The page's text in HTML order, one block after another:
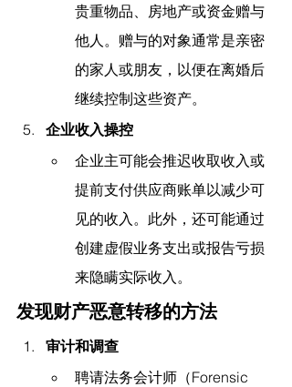
贵重物品、房地产或资金赠与
他人。赠与的对象通常是亲密
的家人或朋友，以便在离婚后
继续控制这些资产。
企业收入操控
企业主可能会推迟收取收入或
提前支付供应商账单以减少可
见的收入。此外，还可能通过
创建虚假业务支出或报告亏损
来隐瞒实际收入。
发现财产恶意转移的方法
审计和调查
聘请法务会计师（Forensic